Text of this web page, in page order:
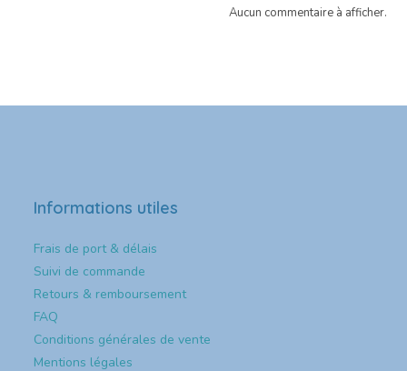
Aucun commentaire à afficher.
Informations utiles
Frais de port & délais
Suivi de commande
Retours & remboursement
FAQ
Conditions générales de vente
Mentions légales